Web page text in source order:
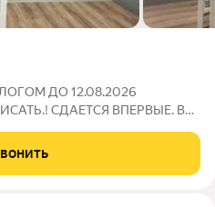
ДО 12.08.2026
СДАЕТСЯ ВПЕРВЫЕ. В
18 кв.м. и изолированная
оборудована